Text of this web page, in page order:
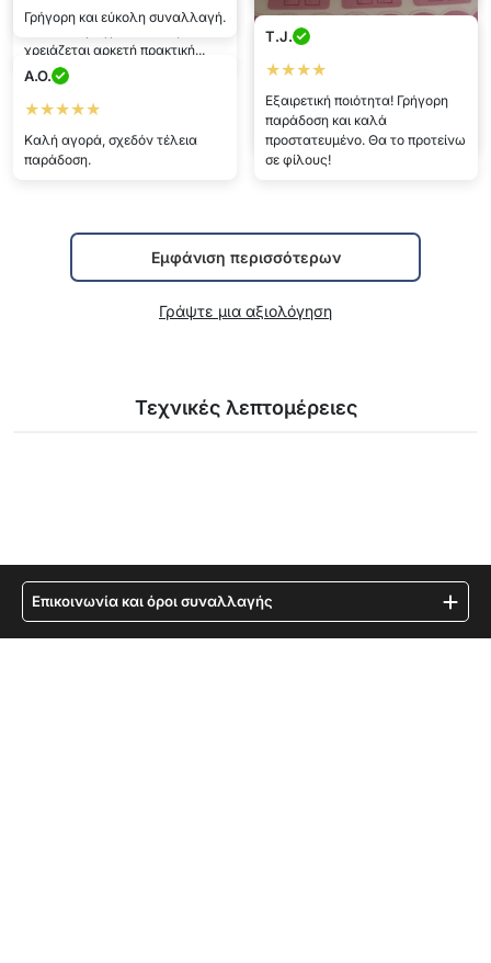
καλά στα μαθηματικά, φαίνεται
ότι είναι πραγματικά αληθές ότι
χρειάζεται αρκετή πρακτική...
Ανδρεασ
★★★★★
Βιβλίο ασκήσεων καλής
ποιότητας, είναι εξαιρετικό.
Γρήγορη και εύκολη συναλλαγή.
T.J.
★★★★
Εξαιρετική ποιότητα! Γρήγορη
παράδοση και καλά
προστατευμένο. Θα το προτείνω
σε φίλους!
A.O.
★★★★★
Καλή αγορά, σχεδόν τέλεια
παράδοση.
Εμφάνιση περισσότερων
Γράψτε μια αξιολόγηση
Τεχνικές λεπτομέρειες
Επικοινωνία και όροι συναλλαγής